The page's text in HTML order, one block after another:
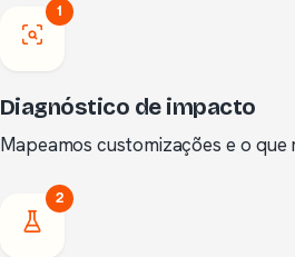
1
Diagnóstico de impacto
Mapeamos customizações e o que
2